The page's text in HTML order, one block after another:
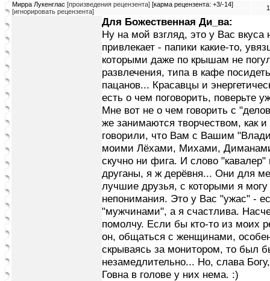
Мирра Лукенглас [произведения рецензента] [карма рецензента: +3/-14]
[игнорировать рецензента]
Для Божественная Ди_ва:
Ну на мой взгляд, это у Вас вкуса
привлекает - папики какие-то,
которыми даже по крышам не
развлечения, типа в кафе
пацанов... Красавцы и
есть о чем поговорить, поверьте
Мне вот не о чем говорить с
же занимаются творчеством, как
говорили, что Вам с Вашим
моими Лёхами, Михами,
скучно ни фига. И слово
друганы, я ж дерёвня... Они для
лучшие друзья, с которыми я
непонимания. Это у Вас "ужас" -
"мужчинами", а я счастлива.
помолчу. Если бы кто-то из моих
он, общаться с женщинами,
скрываясь за монитором, то был
незамедлительно... Но, слава
Говна в голове у них нема. :)